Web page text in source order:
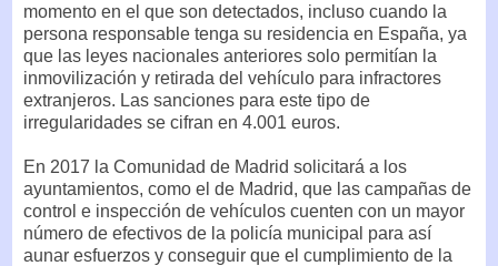
momento en el que son detectados, incluso cuando la
persona responsable tenga su residencia en España, ya
que las leyes nacionales anteriores solo permitían la
inmovilización y retirada del vehículo para infractores
extranjeros. Las sanciones para este tipo de
irregularidades se cifran en 4.001 euros.
En 2017 la Comunidad de Madrid solicitará a los
ayuntamientos, como el de Madrid, que las campañas de
control e inspección de vehículos cuenten con un mayor
número de efectivos de la policía municipal para así
aunar esfuerzos y conseguir que el cumplimiento de la